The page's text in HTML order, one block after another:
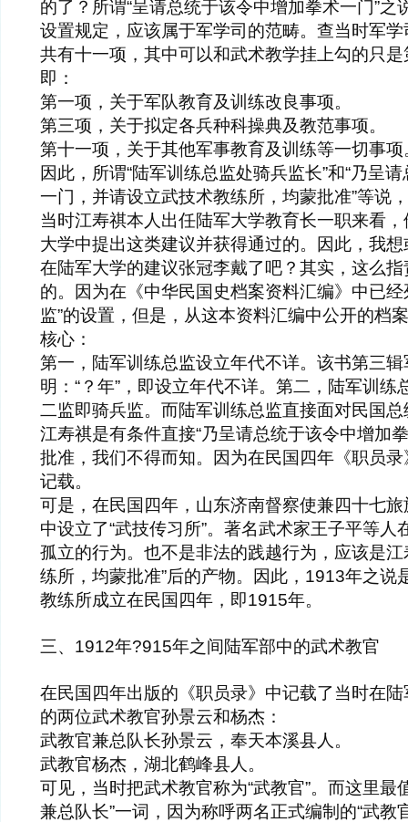
的了？所谓“呈请总统于该令中增加拳术一门”之
设置规定，应该属于军学司的范畴。查当时军
共有十一项，其中可以和武术教学挂上勾的只
即：
第一项，关于军队教育及训练改良事项。
第三项，关于拟定各兵种科操典及教范事项。
第十一项，关于其他军事教育及训练等一切事
因此，所谓“陆军训练总监处骑兵监长”和“乃呈
一门，并请设立武技术教练所，均蒙批准”等说
当时江寿祺本人出任陆军大学教育长一职来看
大学中提出这类建议并获得通过的。因此，我
在陆军大学的建议张冠李戴了吧？其实，这么
的。因为在《中华民国史档案资料汇编》中已经
监”的设置，但是，从这本资料汇编中公开的档
核心：
第一，陆军训练总监设立年代不详。该书第三
明：“？年”，即设立年代不详。第二，陆军训练
二监即骑兵监。而陆军训练总监直接面对民国
江寿祺是有条件直接“乃呈请总统于该令中增加
批准，我们不得而知。因为在民国四年《职员
记载。
可是，在民国四年，山东济南督察使兼四十七
中设立了“武技传习所”。著名武术家王子平等人
孤立的行为。也不是非法的践越行为，应该是江
练所，均蒙批准”后的产物。因此，1913年之说
教练所成立在民国四年，即1915年。
三、1912年?915年之间陆军部中的武术教官
在民国四年出版的《职员录》中记载了当时在
的两位武术教官孙景云和杨杰：
武教官兼总队长孙景云，奉天本溪县人。
武教官杨杰，湖北鹤峰县人。
可见，当时把武术教官称为“武教官”。而这里最
兼总队长”一词，因为称呼两名正式编制的“武教